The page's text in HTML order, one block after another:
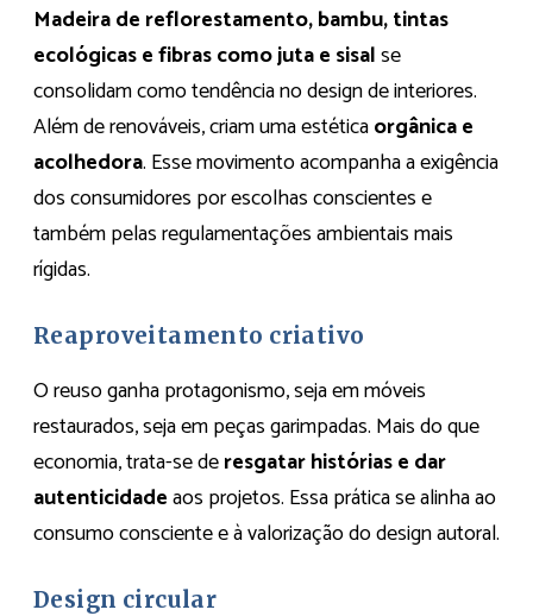
Madeira de reflorestamento, bambu, tintas
ecológicas e fibras como juta e sisalse
consolidam como tendência no design de interiores.
Além de renováveis, criam uma estéticaorgânica e
acolhedora. Esse movimento acompanha a exigência
dos consumidores por escolhas conscientes e
também pelas regulamentações ambientais mais
rígidas.
Reaproveitamento criativo
O reuso ganha protagonismo, seja em móveis
restaurados, seja em peças garimpadas. Mais do que
economia, trata-se deresgatar histórias e dar
autenticidadeaos projetos. Essa prática se alinha ao
consumo consciente e à valorização do design autoral.
Design circular